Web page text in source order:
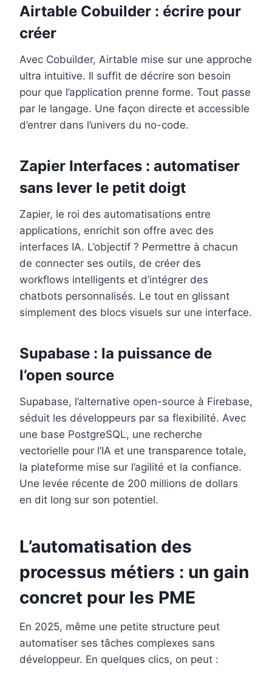
Airtable Cobuilder : écrire pour
créer
Avec Cobuilder, Airtable mise sur une approche
ultra intuitive. Il suffit de décrire son besoin
pour que l’application prenne forme. Tout passe
par le langage. Une façon directe et accessible
d’entrer dans l’univers du no-code.
Zapier Interfaces : automatiser
sans lever le petit doigt
Zapier, le roi des automatisations entre
applications, enrichit son offre avec des
interfaces IA. L’objectif ? Permettre à chacun
de connecter ses outils, de créer des
workflows intelligents et d’intégrer des
chatbots personnalisés. Le tout en glissant
simplement des blocs visuels sur une interface.
Supabase : la puissance de
l’open source
Supabase, l’alternative open-source à Firebase,
séduit les développeurs par sa flexibilité. Avec
une base PostgreSQL, une recherche
vectorielle pour l’IA et une transparence totale,
la plateforme mise sur l’agilité et la confiance.
Une levée récente de 200 millions de dollars
en dit long sur son potentiel.
L’automatisation des
processus métiers : un gain
concret pour les PME
En 2025, même une petite structure peut
automatiser ses tâches complexes sans
développeur. En quelques clics, on peut :